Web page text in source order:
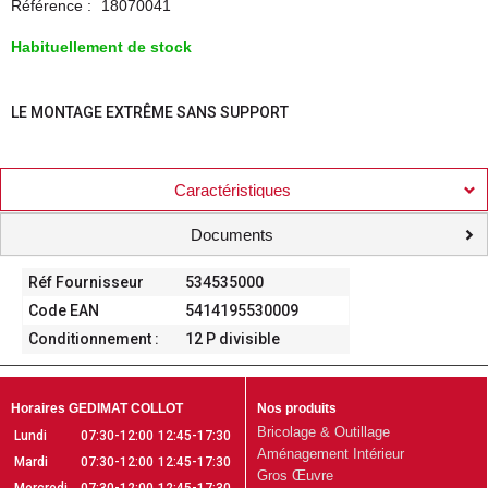
Référence : 18070041
Habituellement de stock
LE MONTAGE EXTRÊME SANS SUPPORT
Caractéristiques
Documents
Réf Fournisseur
534535000
Code EAN
5414195530009
Conditionnement :
12 P divisible
Horaires GEDIMAT COLLOT
Lundi
07:30-12:00 12:45-17:30
Mardi
07:30-12:00 12:45-17:30
Nos produits
Bricolage & Outillage
Aménagement Intérieur
Gros Œuvre